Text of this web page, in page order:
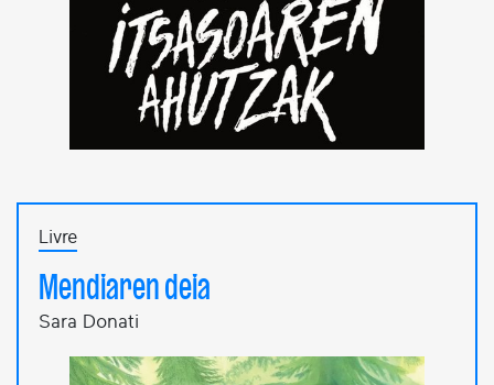
Livre
Mendiaren deia
Sara Donati